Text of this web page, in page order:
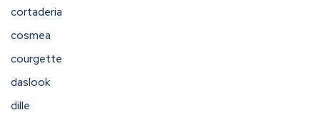
cortaderia
cosmea
courgette
daslook
dille